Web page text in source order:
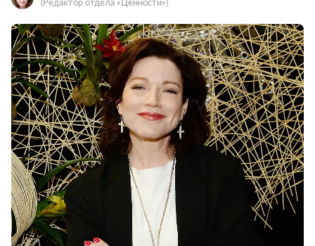
(Редактор отдела «Ценности»)